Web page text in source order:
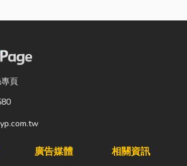
頁
廣告媒體 相關資訊